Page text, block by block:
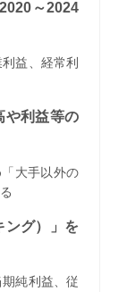
～2024
益、経常利
や利益等の
大手以外の
ング）」を
純利益、従